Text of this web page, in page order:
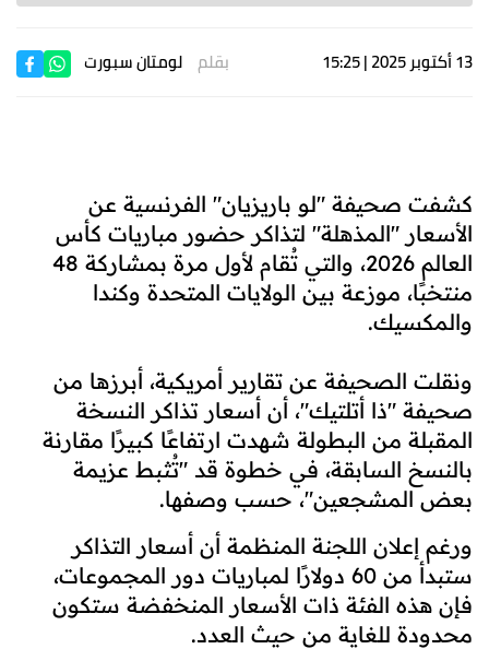
13 أكتوبر 2025 | 15:25 بقلم لومتان سبورت
كشفت صحيفة "لو باريزيان" الفرنسية عن
الأسعار "المذهلة" لتذاكر حضور مباريات كأس
العالم 2026، والتي تُقام لأول مرة بمشاركة 48
منتخبًا، موزعة بين الولايات المتحدة وكندا
والمكسيك.
ونقلت الصحيفة عن تقارير أمريكية، أبرزها من
صحيفة "ذا أتلتيك"، أن أسعار تذاكر النسخة
المقبلة من البطولة شهدت ارتفاعًا كبيرًا مقارنة
بالنسخ السابقة، في خطوة قد "تُثبط عزيمة
بعض المشجعين"، حسب وصفها.
ورغم إعلان اللجنة المنظمة أن أسعار التذاكر
ستبدأ من 60 دولارًا لمباريات دور المجموعات،
فإن هذه الفئة ذات الأسعار المنخفضة ستكون
محدودة للغاية من حيث العدد.